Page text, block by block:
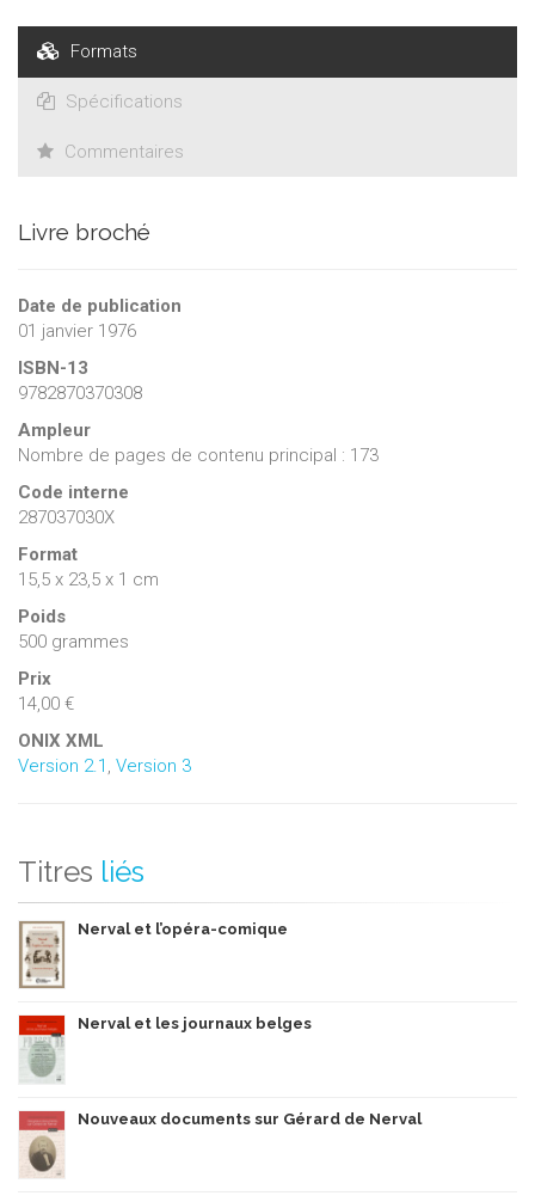
Formats
Spécifications
Commentaires
Livre broché
Date de publication
01 janvier 1976
ISBN-13
9782870370308
Ampleur
Nombre de pages de contenu principal : 173
Code interne
287037030X
Format
15,5 x 23,5 x 1 cm
Poids
500 grammes
Prix
14,00 €
ONIX XML
Version 2.1 , Version 3
Titres liés
Nerval et l’opéra-comique
Nerval et les journaux belges
Nouveaux documents sur Gérard de Nerval